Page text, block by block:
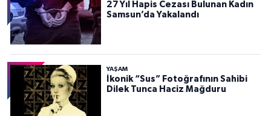
27 Yıl Hapis Cezası Bulunan Kadın
Samsun’da Yakalandı
YAŞAM
İkonik “Sus” Fotoğrafının Sahibi
Dilek Tunca Haciz Mağduru